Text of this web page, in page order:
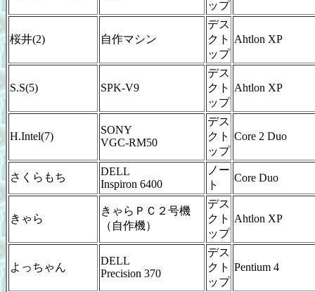
ップ
桜井(2) 自作マシン
デス
クト
ップ
Ahtlon XP
S.S(5) SPK-V9
デス
クト
ップ
Ahtlon XP
H.Intel(7)
SONY
VGC-RM50
デス
クト
ップ
Core 2 Duo
さくらもち
DELL
Inspiron 6400
ノー
ト
Core Duo
きゃら
きゃらＰＣ２号機
（自作機）
デス
クト
ップ
Ahtlon XP
よっちゃん
DELL
Precision 370
デス
クト
ップ
Pentium 4